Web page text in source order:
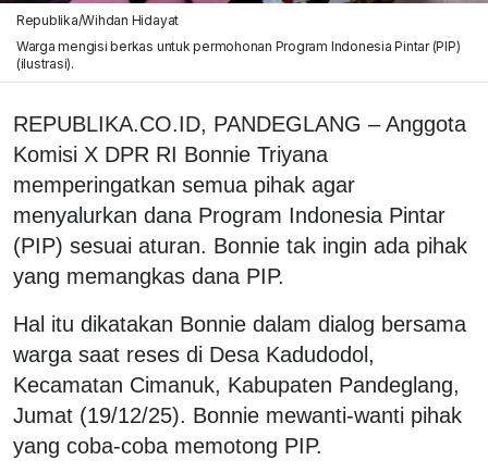
Republika/Wihdan Hidayat
Warga mengisi berkas untuk permohonan Program Indonesia Pintar (PIP)
(ilustrasi).
REPUBLIKA.CO.ID, PANDEGLANG – Anggota
Komisi X DPR RI Bonnie Triyana
memperingatkan semua pihak agar
menyalurkan dana Program Indonesia Pintar
(PIP) sesuai aturan. Bonnie tak ingin ada pihak
yang memangkas dana PIP.
Hal itu dikatakan Bonnie dalam dialog bersama
warga saat reses di Desa Kadudodol,
Kecamatan Cimanuk, Kabupaten Pandeglang,
Jumat (19/12/25). Bonnie mewanti-wanti pihak
yang coba-coba memotong PIP.